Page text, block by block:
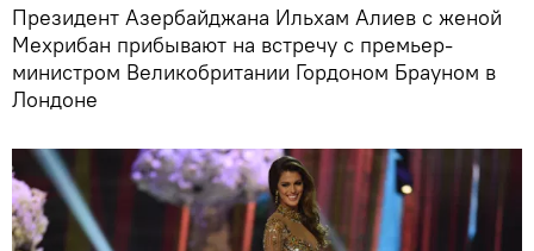
Президент Азербайджана Ильхам Алиев с женой
Мехрибан прибывают на встречу с премьер-
министром Великобритании Гордоном Брауном в
Лондоне